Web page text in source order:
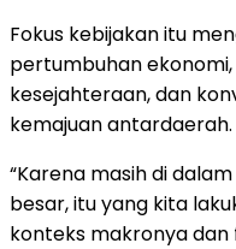
Fokus kebijakan itu
pertumbuhan
kesejahteraan, dan
kemajuan antardaerah.
“Karena masih di
besar, itu yang kita
konteks makronya dan